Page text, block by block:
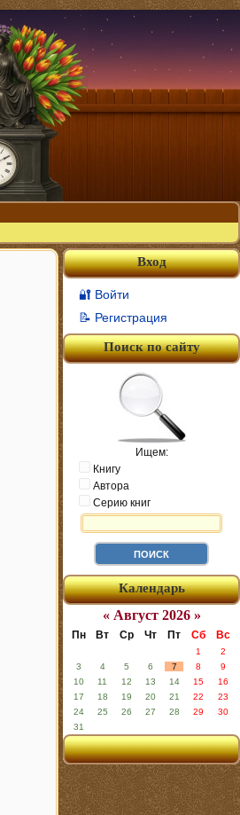
Вход
🔐 Войти
📝 Регистрация
Поиск по сайту
Ищем:
Книгу
Автора
Серию книг
Календарь
« Август 2026 »
Пн Вт Ср Чт Пт Сб Вс
1
2
3
4 5 6 7 8
9
10
11 12 13 14 15
16
17
18 19 20 21 22
23
24
25 26 27 28 29
30
31